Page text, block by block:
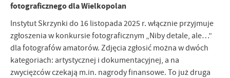
fotograficznego dla Wielkopolan
Instytut Skrzynki do 16 listopada 2025 r. włącznie przyjmuje
zgłoszenia w konkursie fotograficznym „Niby detale, ale…”
dla fotografów amatorów. Zdjęcia zgłosić można w dwóch
kategoriach: artystycznej i dokumentacyjnej, a na
zwycięzców czekają m.in. nagrody finansowe. To już druga